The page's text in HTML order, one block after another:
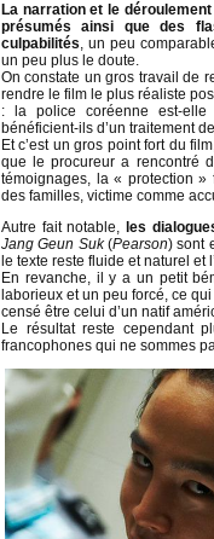
La narration et le
présumés ainsi que des
culpabilités, un peu
un peu plus le doute.
On constate un gros travail de
rendre le film le plus réaliste
: la police coréenne est-
bénéficient-ils d’un traitement
Et c’est un gros point fort du
que le procureur a rencontré
témoignages, la « protection
des familles, victime comme
Autre fait notable, les
Jang Geun Suk(Pearson) sont
le texte reste fluide et naturel et
En revanche, il y a un petit
laborieux et un peu forcé, ce
censé être celui d’un natif
Le résultat reste cependant
francophones qui ne sommes